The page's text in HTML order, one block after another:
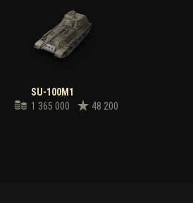
SU-100M1
1 365 000
48 200